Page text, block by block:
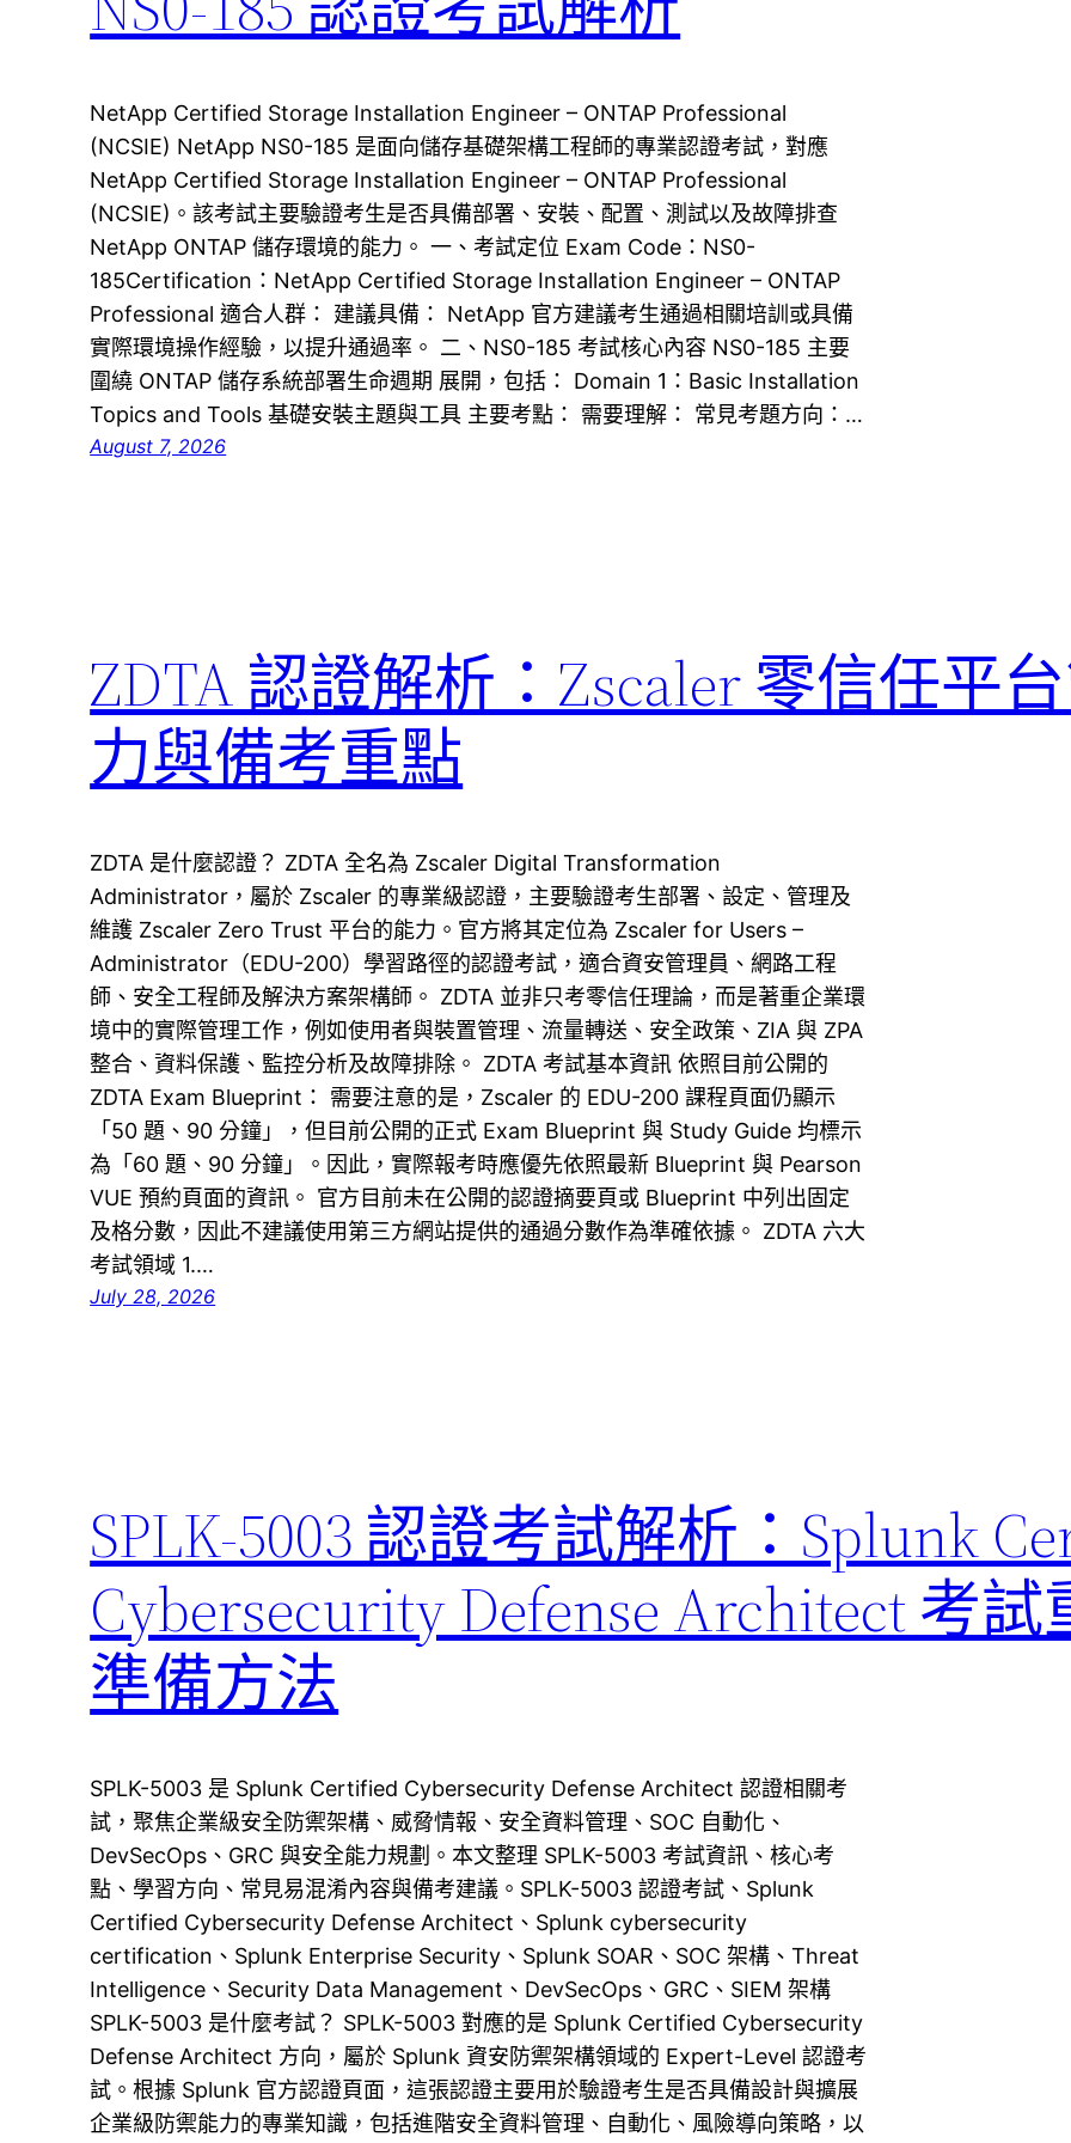
NetApp Certified Storage Installation Engineer – ONTAP Professional
(NCSIE) NetApp NS0-185 是面向儲存基礎架構工程師的專業認證考試，對應
NetApp Certified Storage Installation Engineer – ONTAP Professional
(NCSIE)。該考試主要驗證考生是否具備部署、安裝、配置、測試以及故障排查
NetApp ONTAP 儲存環境的能力。 一、考試定位 Exam Code：NS0-
185Certification：NetApp Certified Storage Installation Engineer – ONTAP
Professional 適合人群： 建議具備： NetApp 官方建議考生通過相關培訓或具備
實際環境操作經驗，以提升通過率。 二、NS0-185 考試核心內容 NS0-185 主要
圍繞 ONTAP 儲存系統部署生命週期 展開，包括： Domain 1：Basic Installation
Topics and Tools 基礎安裝主題與工具 主要考點： 需要理解： 常見考題方向：…
August 7, 2026
ZDTA 認證解析：Zscaler 零信任平
力與備考重點
ZDTA 是什麼認證？ ZDTA 全名為 Zscaler Digital Transformation
Administrator，屬於 Zscaler 的專業級認證，主要驗證考生部署、設定、管理及
維護 Zscaler Zero Trust 平台的能力。官方將其定位為 Zscaler for Users –
Administrator（EDU-200）學習路徑的認證考試，適合資安管理員、網路工程
師、安全工程師及解決方案架構師。 ZDTA 並非只考零信任理論，而是著重企業環
境中的實際管理工作，例如使用者與裝置管理、流量轉送、安全政策、ZIA 與 ZPA
整合、資料保護、監控分析及故障排除。 ZDTA 考試基本資訊 依照目前公開的
ZDTA Exam Blueprint： 需要注意的是，Zscaler 的 EDU-200 課程頁面仍顯示
「50 題、90 分鐘」，但目前公開的正式 Exam Blueprint 與 Study Guide 均標示
為「60 題、90 分鐘」。因此，實際報考時應優先依照最新 Blueprint 與 Pearson
VUE 預約頁面的資訊。 官方目前未在公開的認證摘要頁或 Blueprint 中列出固定
及格分數，因此不建議使用第三方網站提供的通過分數作為準確依據。 ZDTA 六大
考試領域 1.…
July 28, 2026
SPLK-5003 認證考試解析：Splunk
Cybersecurity Defense Architect 考
準備方法
SPLK-5003 是 Splunk Certified Cybersecurity Defense Architect 認證相關考
試，聚焦企業級安全防禦架構、威脅情報、安全資料管理、SOC 自動化、
DevSecOps、GRC 與安全能力規劃。本文整理 SPLK-5003 考試資訊、核心考
點、學習方向、常見易混淆內容與備考建議。SPLK-5003 認證考試、Splunk
Certified Cybersecurity Defense Architect、Splunk cybersecurity
certification、Splunk Enterprise Security、Splunk SOAR、SOC 架構、Threat
Intelligence、Security Data Management、DevSecOps、GRC、SIEM 架構
SPLK-5003 是什麼考試？ SPLK-5003 對應的是 Splunk Certified Cybersecurity
Defense Architect 方向，屬於 Splunk 資安防禦架構領域的 Expert-Level 認證考
試。根據 Splunk 官方認證頁面，這張認證主要用於驗證考生是否具備設計與擴展
企業級防禦能力的專業知識，包括進階安全資料管理、自動化、風險導向策略，以